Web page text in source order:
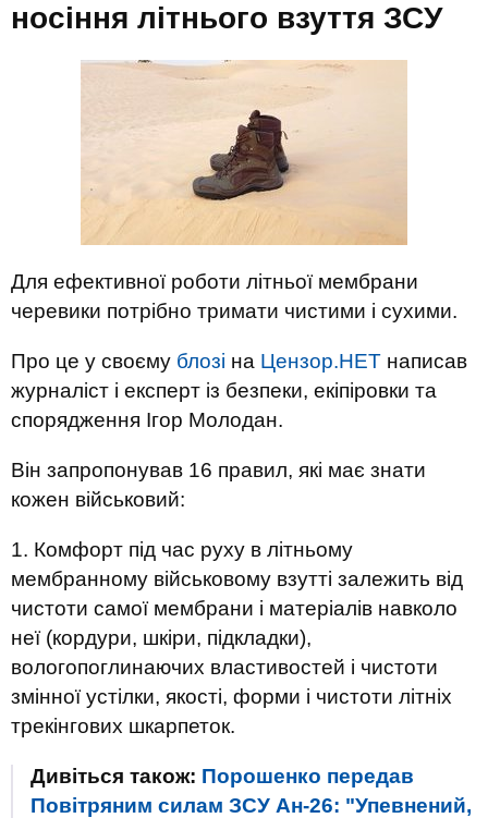
носіння літнього взуття ЗСУ
Для ефективної роботи літньої мембрани
черевики потрібно тримати чистими і сухими.
Про це у своєму блозі на Цензор.НЕТ написав
журналіст і експерт із безпеки, екіпіровки та
спорядження Ігор Молодан.
Він запропонував 16 правил, які має знати
кожен військовий:
1. Комфорт під час руху в літньому
мембранному військовому взутті залежить від
чистоти самої мембрани і матеріалів навколо
неї (кордури, шкіри, підкладки),
вологопоглинаючих властивостей і чистоти
змінної устілки, якості, форми і чистоти літніх
трекінгових шкарпеток.
Дивіться також: Порошенко передав
Повітряним силам ЗСУ Ан-26: "Упевнений,